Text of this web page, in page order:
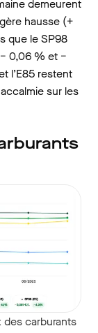
demeurent
hausse (+
que le SP98
0,06 % et −
l’E85 restent
sur les
des carburants